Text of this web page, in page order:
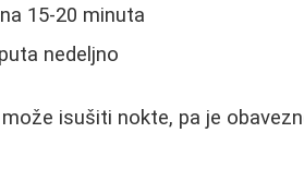
15-20 minuta
nedeljno
može isušiti nokte, pa je